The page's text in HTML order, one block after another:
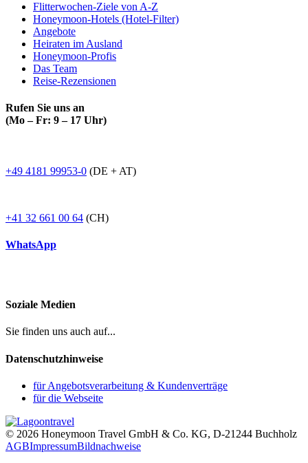
Flitterwochen-Ziele von A-Z
Honeymoon-Hotels (Hotel-Filter)
Angebote
Heiraten im Ausland
Honeymoon-Profis
Das Team
Reise-Rezensionen
Rufen Sie uns an
(Mo – Fr: 9 – 17 Uhr)
+49 4181 99953-0 (DE + AT)
+41 32 661 00 64 (CH)
WhatsApp
Soziale Medien
Sie finden uns auch auf...
Datenschutzhinweise
für Angebotsverarbeitung & Kundenverträge
für die Webseite
© 2026 Honeymoon Travel GmbH & Co. KG, D-21244 Buchholz
AGBImpressumBildnachweise